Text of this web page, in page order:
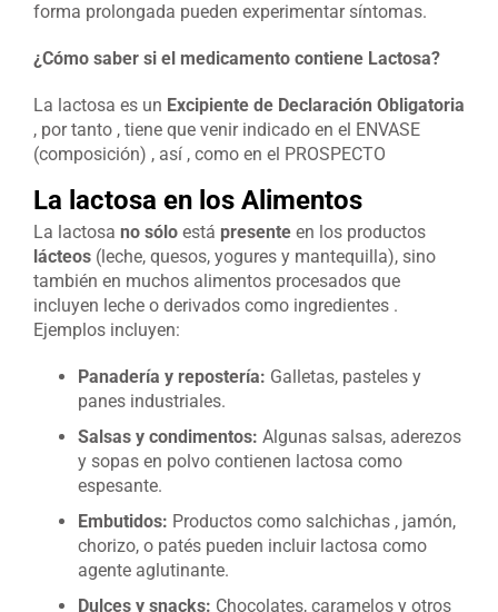
forma prolongada pueden experimentar síntomas.
¿Cómo saber si el medicamento contiene Lactosa?
La lactosa es un Excipiente de Declaración Obligatoria
, por tanto , tiene que venir indicado en el ENVASE
(composición) , así , como en el PROSPECTO
La lactosa en los Alimentos
La lactosa no sólo está presente en los productos
lácteos (leche, quesos, yogures y mantequilla), sino
también en muchos alimentos procesados que
incluyen leche o derivados como ingredientes .
Ejemplos incluyen:
Panadería y repostería: Galletas, pasteles y
panes industriales.
Salsas y condimentos: Algunas salsas, aderezos
y sopas en polvo contienen lactosa como
espesante.
Embutidos: Productos como salchichas , jamón,
chorizo, o patés pueden incluir lactosa como
agente aglutinante.
Dulces y snacks: Chocolates, caramelos y otros